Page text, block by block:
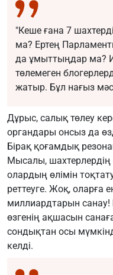
"Кеше ғана 7
ма? Ертең
да ұмыттыңдар ма?
төлемеген
жатыр. Бұл нағыз
Дұрыс, салық төлеу
органдары онсыз да
Бірақ қоғамдық
Мысалы, шахтерлердің
олардың өлімін
реттеуге. Жоқ, оларға
миллиардтарын санау!
өзгенің ақшасын
сондықтан осы
келді.